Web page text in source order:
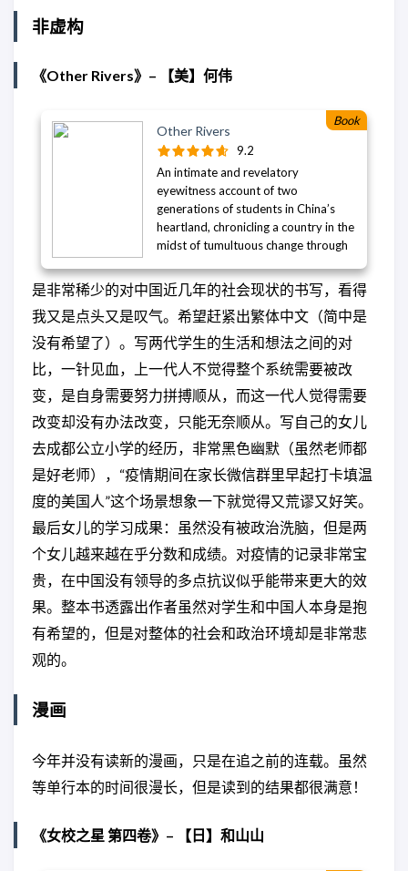
一扇長大成人的門扉； 〈花〉爬梳家
族生命記憶的酒店女子，在現實生活
「花精」的真相； 〈火夢〉描繪出身
東部的戴姨，為抽絲剝繭女兒遭逢的
意外，再度喚起童年與部落火神首次
連結的命定時刻； 〈殺死香蕉樹〉敘
說車禍意外撞來的謎樣女子品琴和大
學生透露的家族祕密、是非矛盾，都
將被砍殺如香蕉樹塊莖，在死亡前懺
悔； 〈群山白且冷〉遭逢風災的小
鎮，死傷、失蹤未知，鎮警巴布與老
神父盧卡欲追索失蹤的孩童，在亡魂
鬼魅徘迴的山林間，意外地發現了濕
漉漉的祖靈之境…… 《新神》五則中篇
小說，角色間微妙連結，以不同的面
相照見人們生活中微小的信仰，或有
歷史文化的脈絡可循，或純然只是他
們自己的幻想，這些面貌不清的嶄新
神靈，都將引領眾人前往未知遠方。
非虚构
《Other Rivers》– 【美】何伟
Other Rivers
9.2
An intimate and revelatory
eyewitness account of two
generations of students in China’s
heartland, chronicling a country in the
midst of tumultuous change through
More than twenty years after
teaching English to China’s first boom
generation at a small college in
Sichuan Province, Peter Hessler
returned to Sichuan to teach the next
generation. At the same time, Hessler
and his wife enrolled their twin
elementary school, where they were
the only Westerners in a student
the years, Hessler had kept in close
contact with more than a hundred of
his former students, who were now in
their forties. By reconnecting with
these individuals—members of
China’s “Reform generation” —while
teaching current undergrads, Hessler
was able to gain a unique perspective
on China's incredible transformation
little guidance as their children
entered a brand-new world. By 2019,
when Hessler arrived at Sichuan
China and a new kind of student—an
only child whose schooling was the
Book
是非常稀少的对中国近几年的社会现状的书写，看得
我又是点头又是叹气。希望赶紧出繁体中文（简中是
没有希望了）。写两代学生的生活和想法之间的对
比，一针见血，上一代人不觉得整个系统需要被改
变，是自身需要努力拼搏顺从，而这一代人觉得需要
改变却没有办法改变，只能无奈顺从。写自己的女儿
去成都公立小学的经历，非常黑色幽默（虽然老师都
是好老师），“疫情期间在家长微信群里早起打卡填温
度的美国人”这个场景想象一下就觉得又荒谬又好笑。
最后女儿的学习成果：虽然没有被政治洗脑，但是两
个女儿越来越在乎分数和成绩。对疫情的记录非常宝
贵，在中国没有领导的多点抗议似乎能带来更大的效
果。整本书透露出作者虽然对学生和中国人本身是抱
有希望的，但是对整体的社会和政治环境却是非常悲
观的。
漫画
今年并没有读新的漫画，只是在追之前的连载。虽然
等单行本的时间很漫长，但是读到的结果都很满意！
《女校之星 第四卷》– 【日】和山山